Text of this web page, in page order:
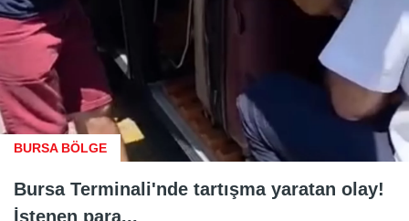
BURSA BÖLGE
Bursa Terminali'nde tartışma yaratan olay!
İstenen para...